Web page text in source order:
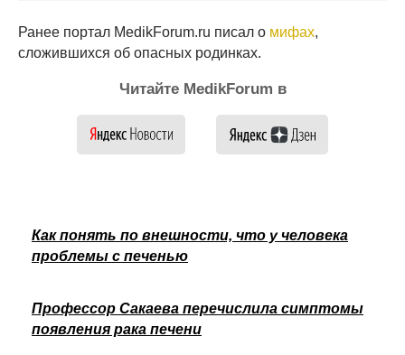
Ранее портал MedikForum.ru писал о мифах,
сложившихся об опасных родинках.
Читайте MedikForum в
Как понять по внешности, что у человека
проблемы с печенью
Профессор Сакаева перечислила симптомы
появления рака печени